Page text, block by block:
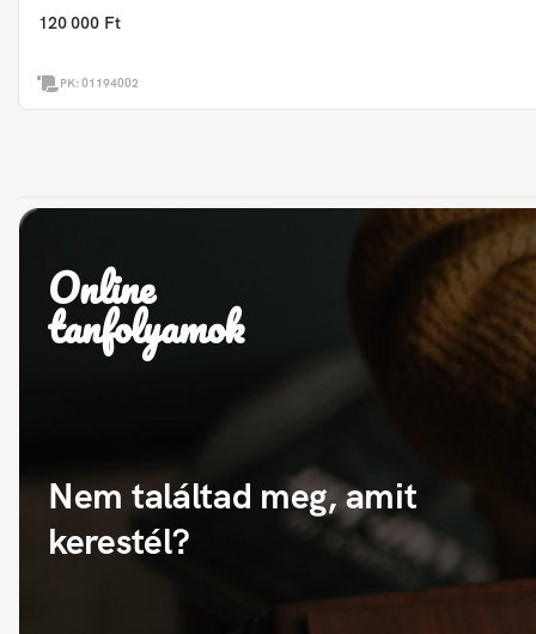
120 000 Ft
PK:01194002
Online
tanfolyamok
Nem találtad meg, amit
kerestél?